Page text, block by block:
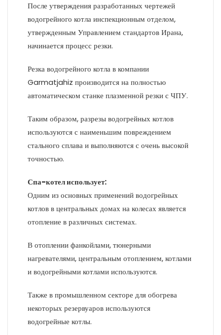
После утверждения разработанных чертежей
водогрейного котла инспекционным отделом,
утвержденным Управлением стандартов Ирана,
начинается процесс резки.
Резка водогрейного котла в компании
Garmatjahiz производится на полностью
автоматическом станке плазменной резки с ЧПУ.
Таким образом, разрезы водогрейных котлов
используются с наименьшим повреждением
стального сплава и выполняются с очень высокой
точностью.
Спа-котел использует:
Одним из основных применений водогрейных
котлов в центральных домах на колесах является
отопление в различных системах.
В отоплении фанкойлами, тюнерными
нагревателями, центральным отоплением, котлами
и водогрейными котлами используются.
Также в промышленном секторе для обогрева
некоторых резервуаров используются
водогрейные котлы.